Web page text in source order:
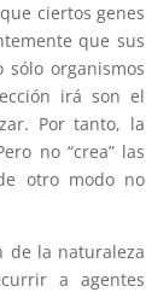
ciertos genes
que sus
organismos
irá son el
Por tanto, la
no “crea” las
otro modo no
de la naturaleza
a agentes